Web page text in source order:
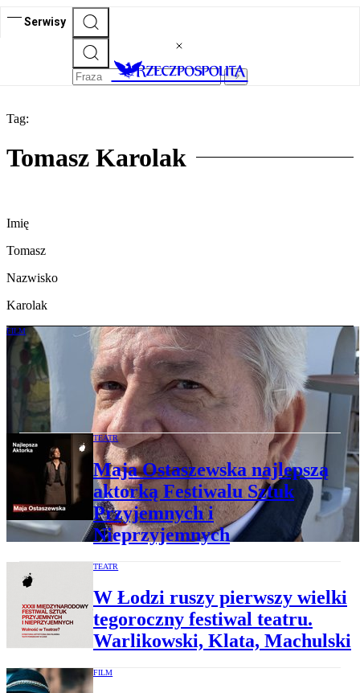
Serwisy
Tag:
Tomasz Karolak
Imię
Tomasz
Nazwisko
Karolak
FILM
Juliusz Machulski: Dobrze, że nasza
drużyna nie gra w Ameryce - znów byłaby
to tortura nadziei
TEATR
Maja Ostaszewska najlepszą
aktorką Festiwalu Sztuk
Przyjemnych i
Nieprzyjemnych
TEATR
W Łodzi ruszy pierwszy wielki
tegoroczny festiwal teatru.
Warlikowski, Klata, Machulski
FILM